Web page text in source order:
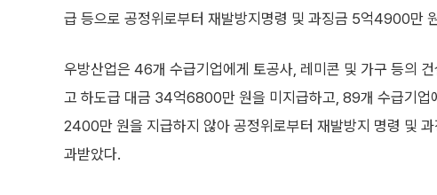
급 등으로 공정위로부터 재발방지명령 및 과징금 5억4900만
우방산업은 46개 수급기업에게 토공사, 레미콘 및 가구 등의
고 하도급 대금 34억6800만 원을 미지급하고, 89개 수급기업
2400만 원을 지급하지 않아 공정위로부터 재발방지 명령 및
과받았다.